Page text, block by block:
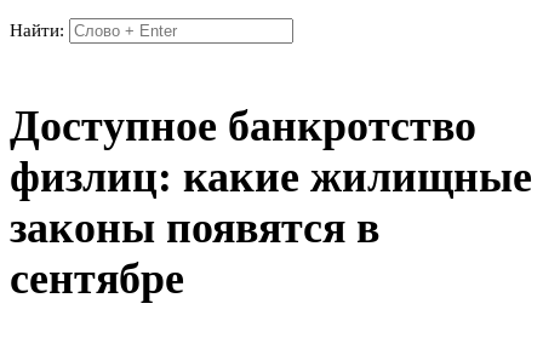
Найти:
Доступное банкротство
физлиц: какие жилищные
законы появятся в
сентябре